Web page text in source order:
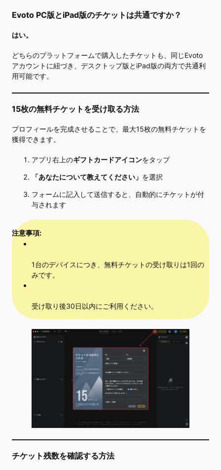
Evoto PC版とiPad版のチケットは共通ですか？
はい。
どちらのプラットフォームで購入したチケットも、同じEvoto
アカウントに紐づき、デスクトップ版とiPad版の両方で共通利
用可能です。
15枚の無料チケットを受け取る方法
プロフィールを完成させることで、最大15枚の無料チケットを
獲得できます。
アプリ右上のギフトカードアイコンをタップ
「あなたについて教えてください」 を選択
フォームに記入して送信すると、自動的にチケットが付
与されます
注意事項:
1台のデバイスにつき、無料チケットの受け取りは1回の
みです。
受け取り後30日以内にご利用ください。
チケット残数を確認する方法